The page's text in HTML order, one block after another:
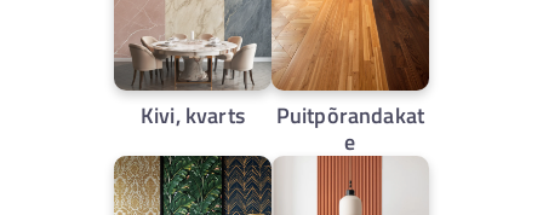
Kivi, kvarts
Puitpõrandakat
e